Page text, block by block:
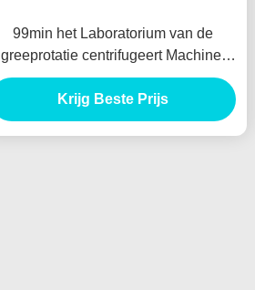
99min het Laboratorium van de
greeprotatie centrifugeert Machine,
4000r/Min Bench Top Centrifuge
Digital
Krijg Beste Prijs